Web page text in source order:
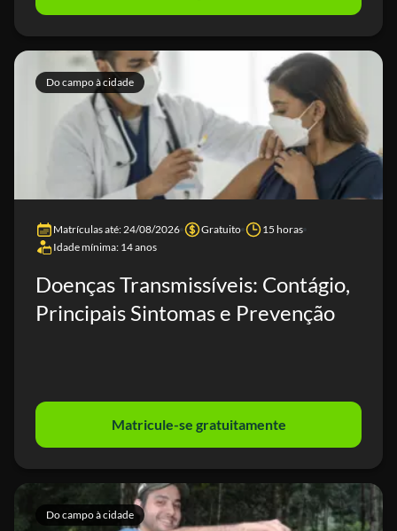
Do campo à cidade
Matrículas até: 24/08/2026 Gratuito
15 horas
Idade mínima: 14 anos
Doenças Transmissíveis: Contágio,
Principais Sintomas e Prevenção
Matricule-se gratuitamente
Do campo à cidade